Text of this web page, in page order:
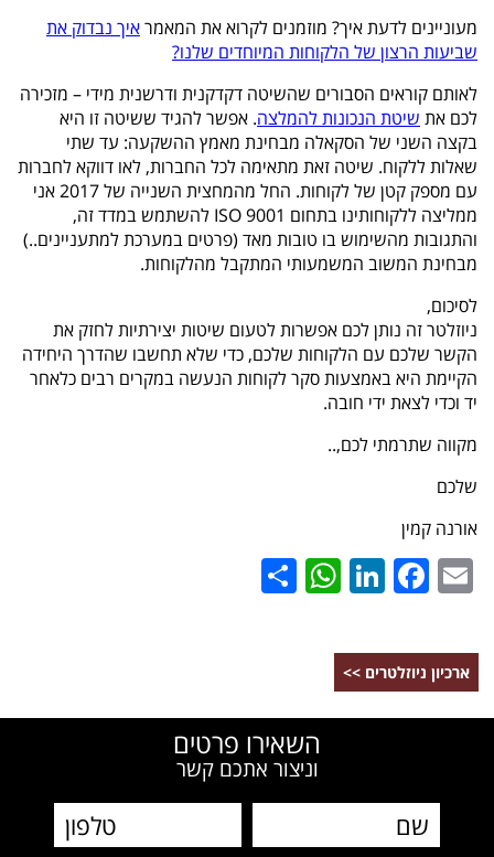
מעוניינים לדעת איך? מוזמנים לקרוא את המאמראיך נבדוק את
שביעות הרצון של הלקוחות המיוחדים שלנו?
לאותם קוראים הסבורים שהשיטה דקדקנית ודרשנית מידי – מזכירה
לכם את שיטת הנכונות להמלצה. אפשר להגיד ששיטה זו היא
בקצה השני של הסקאלה מבחינת מאמץ ההשקעה: עד שתי
שאלות ללקוח. שיטה זאת מתאימה לכל החברות, לאו דווקא לחברות
עם מספק קטן של לקוחות. החל מהמחצית השנייה של 2017 אני
ממליצה ללקוחותינו בתחום 9001 ISO להשתמש במדד זה,
והתגובות מהשימוש בו טובות מאד (פרטים במערכת למתעניינים..)
מבחינת המשוב המשמעותי המתקבל מהלקוחות.
לסיכום,
ניוזלטר זה נותן לכם אפשרות לטעום שיטות יצירתיות לחזק את
הקשר שלכם עם הלקוחות שלכם, כדי שלא תחשבו שהדרך היחידה
הקיימת היא באמצעות סקר לקוחות הנעשה במקרים רבים כלאחר
יד וכדי לצאת ידי חובה.
מקווה שתרמתי לכם,..
שלכם
אורנה קמין
Email
Facebook
LinkedIn
WhatsApp
ארכיון ניוזלטרים >>
השאירו פרטים
וניצור אתכם קשר